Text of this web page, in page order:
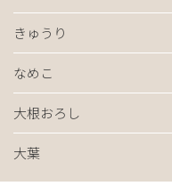
きゅうり
なめこ
大根おろし
大葉